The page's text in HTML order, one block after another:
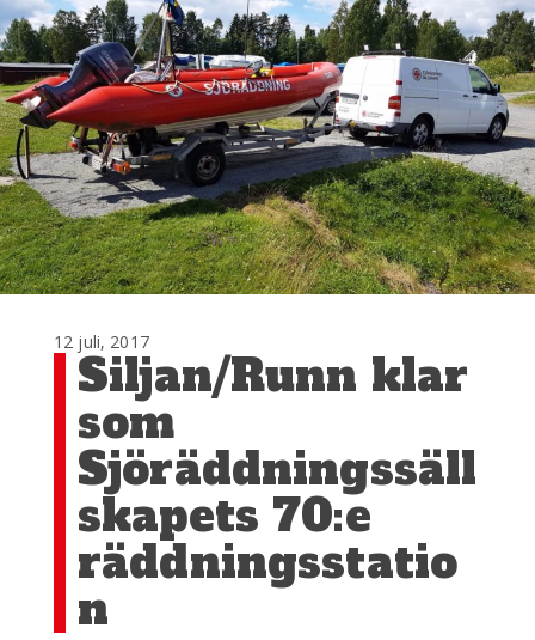
12 juli, 2017
Siljan/Runn klar
som
Sjöräddningssäll
skapets 70:e
räddningsstatio
n